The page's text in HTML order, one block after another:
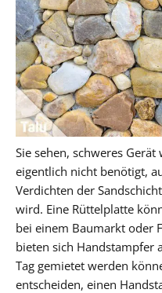
Sie sehen, schweres
eigentlich nicht benötigt,
Verdichten der
wird. Eine Rüttelplatte
bei einem Baumarkt oder
bieten sich Handstampfer
Tag gemietet werden
entscheiden, einen